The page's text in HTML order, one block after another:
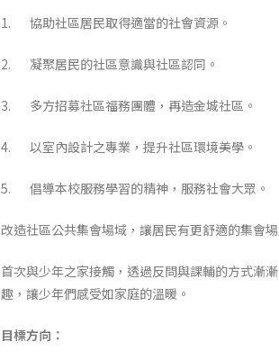
1. 協助社區居民取得適當的社會資源。
2. 凝聚居民的社區意識與社區認同。
3. 多方招募社區福務團體，再造金城社區。
4. 以室內設計之專業，提升社區環境美學。
5. 倡導本校服務學習的精神，服務社會大眾。
改造社區公共集會場域，讓居民有更舒適的集會
首次與少年之家接觸，透過反問與課輔的方式漸
趣，讓少年們感受如家庭的溫暖。
目標方向：